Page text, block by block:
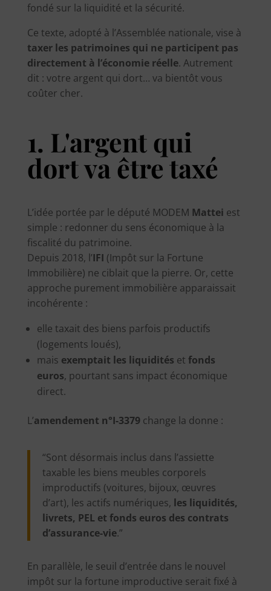
fondé sur la liquidité et la sécurité.
Ce texte, adopté à l’Assemblée nationale, vise à
taxer les patrimoines qui ne participent pas
directement à l’économie réelle. Autrement
dit : votre argent qui dort… va bientôt vous
coûter cher.
1. L'argent qui
dort va être taxé
L’idée portée par le député MODEM Mattei est
simple : redonner du sens économique à la
fiscalité du patrimoine.
Depuis 2018, l’IFI (Impôt sur la Fortune
Immobilière) ne ciblait que la pierre. Or, cette
approche purement immobilière apparaissait
incohérente :
elle taxait des biens parfois productifs
(logements loués),
mais exemptait les liquidités et fonds
euros, pourtant sans impact économique
direct.
L’amendement n°I-3379change la donne :
“Sont désormais inclus dans l’assiette
taxable les biens meubles corporels
improductifs (voitures, bijoux, œuvres
d’art), les actifs numériques, les liquidités,
livrets, PEL et fonds euros des contrats
d’assurance-vie.”
En parallèle, le seuil d’entrée dans le nouvel
impôt sur la fortune improductive serait fixé à